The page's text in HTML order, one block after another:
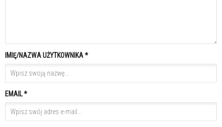
IMIĘ/NAZWA UŻYTKOWNIKA *
EMAIL *